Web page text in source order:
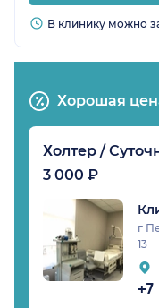
В клинику можно
Хорошая
Холтер /
3 000 ₽
г
13